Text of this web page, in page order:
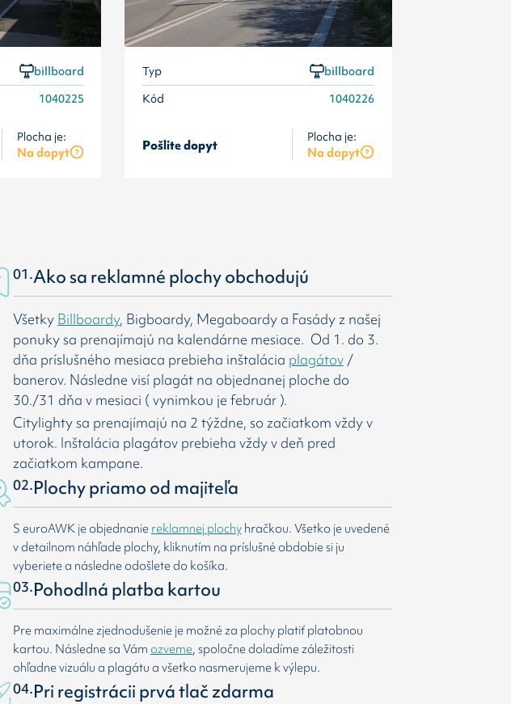
billboard
1040225
Plocha je:
Na dopyt
Typ
billboard
Kód
1040226
Pošlite dopyt Plocha je:
Na dopyt
01.Ako sa reklamné plochy obchodujú
Všetky Billboardy, Bigboardy, Megaboardy a Fasády z našej
ponuky sa prenajímajú na kalendárne mesiace. Od 1. do 3.
dňa príslušného mesiaca prebieha inštalácia plagátov/
banerov. Následne visí plagát na objednanej ploche do
30./31 dňa v mesiaci ( vynimkou je február ).
Citylighty sa prenajímajú na 2 týždne, so začiatkom vždy v
utorok. Inštalácia plagátov prebieha vždy v deň pred
začiatkom kampane.
02.Plochy priamo od majiteľa
S euroAWK je objednanie reklamnej plochyhračkou. Všetko je uvedené
v detailnom náhľade plochy, kliknutím na príslušné obdobie si ju
vyberiete a následne odošlete do košíka.
03.Pohodlná platba kartou
Pre maximálne zjednodušenie je možné za plochy platiť platobnou
kartou. Následne sa Vámozveme, spoločne doladíme záležitosti
ohľadne vizuálu a plagátu a všetko nasmerujeme k výlepu.
04.Pri registrácii prvá tlač zdarma